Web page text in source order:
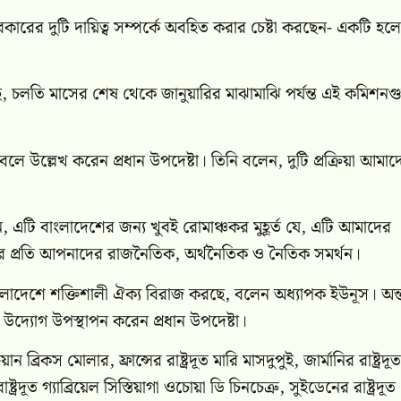
দুটি দায়িত্ব সম্পর্কে অবহিত করার চেষ্টা করছেন- একটি
মাসের শেষ থেকে জানুয়ারির মাঝামাঝি পর্যন্ত এই
বলে উল্লেখ করেন প্রধান উপদেষ্টা। তিনি বলেন, দুটি প্রক্রিয়া
বাংলাদেশের জন্য খুবই রোমাঞ্চকর মুহূর্ত যে, এটি আমাদের
প্রতি আপনাদের রাজনৈতিক, অর্থনৈতিক ও নৈতিক সমর্থন।
শক্তিশালী ঐক্য বিরাজ করছে, বলেন অধ্যাপক ইউনূস।
উদ্যোগ উপস্থাপন করেন প্রধান উপদেষ্টা।
ব্রিকস মোলার, ফ্রান্সের রাষ্ট্রদূত মারি মাসদুপুই, জার্মানির রাষ্ট্রদূত
গ্যাব্রিয়েল সিস্তিয়াগা ওচোয়া ডি চিনচেত্রু, সুইডেনের রাষ্ট্রদূত